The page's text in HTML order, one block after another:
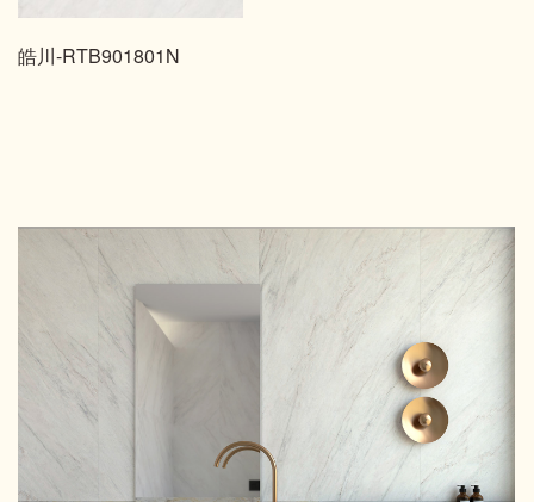
皓川-RTB901801N